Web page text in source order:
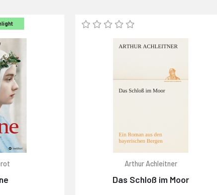
Arthur Achleitner
Das Schloß im Moor